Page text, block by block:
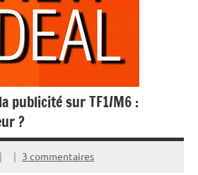
publicité sur TF1/M6 :
?
3 commentaires